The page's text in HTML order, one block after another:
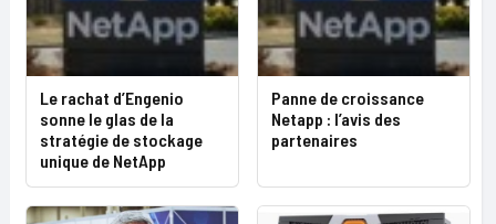
Le rachat d’Engenio
sonne le glas de la
stratégie de stockage
unique de NetApp
Panne de croissance
Netapp : l’avis des
partenaires